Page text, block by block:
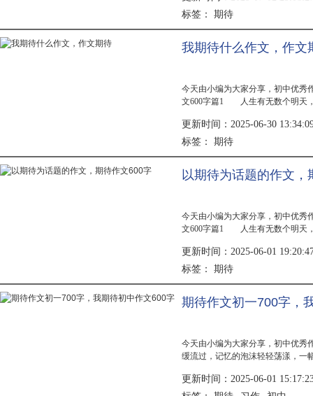
标签： 期待
我期待什么作文，作文
今天由小编为大家分享，初中优
文600字篇1 人生有无数个明天，
中...
更新时间：2025-06-30
标签： 期待
以期待为话题的作文，
今天由小编为大家分享，初中优
文600字篇1 人生有无数个明天，
中...
更新时间：2025-06-01
标签： 期待
期待作文初一700字，
今天由小编为大家分享，初中优秀
缓流过，记忆的泡沫轻轻荡漾，一
马龙的...
更新时间：2025-06-01